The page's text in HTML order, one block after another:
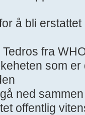
å bli
fra
som er
ned
offentlig